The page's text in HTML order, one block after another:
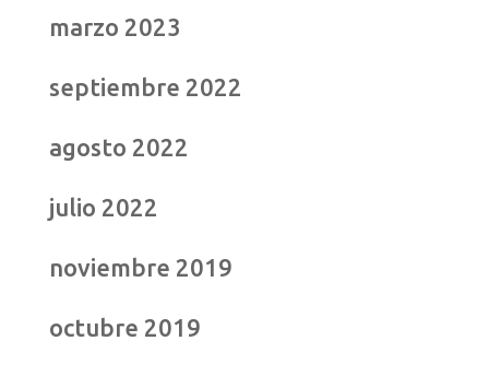
marzo 2023
septiembre 2022
agosto 2022
julio 2022
noviembre 2019
octubre 2019